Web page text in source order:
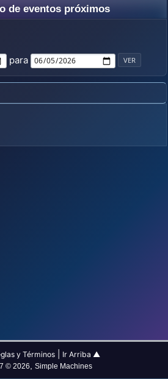
de eventos próximos
para
y Términos Ir Arriba ▲
© 2026, Simple Machines